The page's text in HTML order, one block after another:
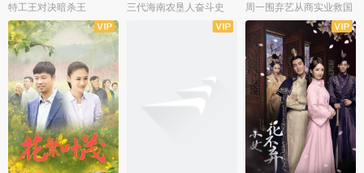
特工王对决暗杀王 三代海南农垦人奋斗史
周一围弃艺从商实业救国
全34集
全51集